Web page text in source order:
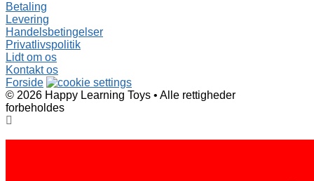
Betaling
Levering
Handelsbetingelser
Privatlivspolitik
Lidt om os
Kontakt os
Forside
© 2026 Happy Learning Toys • Alle rettigheder
forbeholdes